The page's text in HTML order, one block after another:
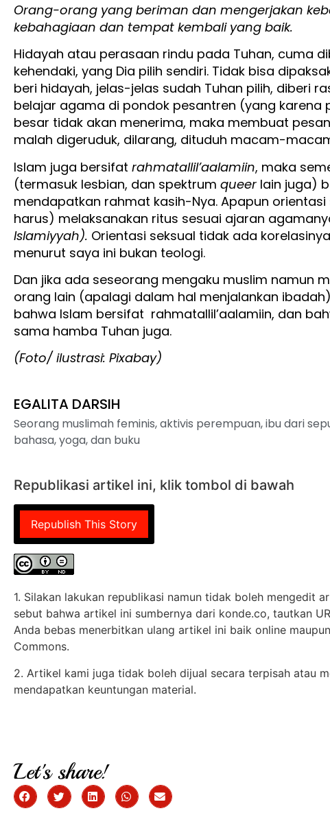
Orang-orang yang beriman dan mengerjakan
kebahagiaan dan tempat kembali yang baik.
Hidayah atau perasaan rindu pada Tuhan, cuma
kehendaki, yang Dia pilih sendiri. Tidak bisa
beri hidayah, jelas-jelas sudah Tuhan pilih, diberi
belajar agama di pondok pesantren (yang karena
besar tidak akan menerima, maka membuat
malah digeruduk, dilarang, dituduh macam-
Islam juga bersifat rahmatallil’aalamiin, maka
(termasuk lesbian, dan spektrum queer lain juga)
mendapatkan rahmat kasih-Nya. Apapun
harus) melaksanakan ritus sesuai ajaran
Islamiyyah). Orientasi seksual tidak ada
menurut saya ini bukan teologi.
Dan jika ada seseorang mengaku muslim namun
orang lain (apalagi dalam hal menjalankan
bahwa Islam bersifat rahmatallil’aalamiin, dan
sama hamba Tuhan juga.
(Foto/ ilustrasi: Pixabay)
EGALITA DARSIH
Seorang muslimah feminis, aktivis perempuan, ibu dari
bahasa, yoga, dan buku
Republikasi artikel ini, klik tombol di bawah
Republish This Story
1. Silakan lakukan republikasi namun tidak boleh mengedit
sebut bahwa artikel ini sumbernya dari konde.co, tautkan
Anda bebas menerbitkan ulang artikel ini baik online
Commons.
2. Artikel kami juga tidak boleh dijual secara terpisah atau
mendapatkan keuntungan material.
Let's share!